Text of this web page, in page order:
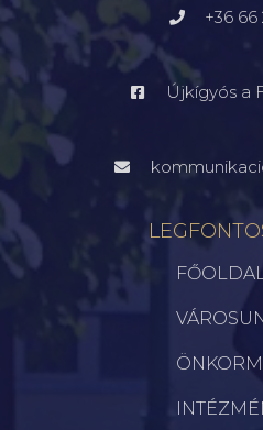
+36 66
Újkígyós a